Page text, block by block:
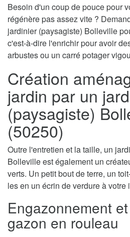
Besoin d'un coup de pouce pour
régénère pas assez vite ?
jardinier (paysagiste) Bolleville
c'est-à-dire l'enrichir pour avoir
arbustes ou un carré potager
Création
jardin par un
(paysagiste)
(50250)
Outre l'entretien et la taille, un
Bolleville est également un
verts. Un petit bout de terre, un
les en un écrin de verdure à votre
Engazonnement
gazon en rouleau